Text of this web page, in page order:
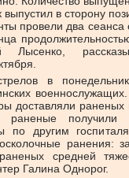
выпустил в сторону
провели два
Лысенко,
в
доставляли раненых
раненые
по другим
ранения:
средней
Галина Однорог.